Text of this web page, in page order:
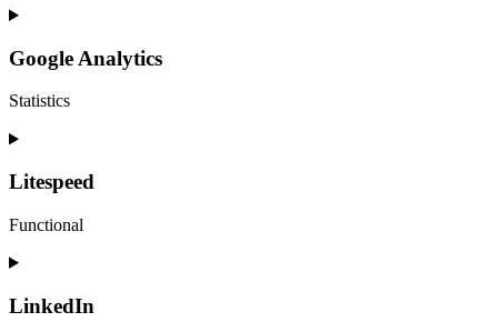
Consent
service
complianz
Google Analytics
Statistics
Consent
service
google-
analytics
Litespeed
Functional
Consent
service
LinkedIn